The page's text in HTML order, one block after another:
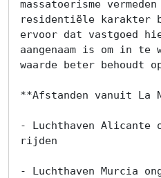
massatoerisme
residentiële karakter
ervoor dat vastgoed
aangenaam is om in te
waarde beter behoudt
**Afstanden vanuit La
- Luchthaven Alicante
rijden
- Luchthaven Murcia